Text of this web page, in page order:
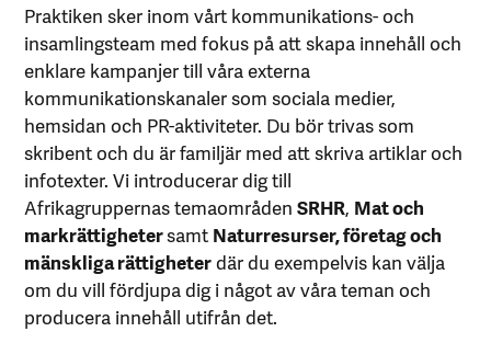
Praktiken sker inom vårt kommunikations- och
insamlingsteam med fokus på att skapa innehåll och
enklare kampanjer till våra externa
kommunikationskanaler som sociala medier,
hemsidan och PR-aktiviteter. Du bör trivas som
skribent och du är familjär med att skriva artiklar och
infotexter. Vi introducerar dig till
Afrikagruppernas temaområdenSRHR, Mat och
markrättighetersamt Naturresurser, företag och
mänskliga rättigheterdär du exempelvis kan välja
om du vill fördjupa dig i något av våra teman och
producera innehåll utifrån det.